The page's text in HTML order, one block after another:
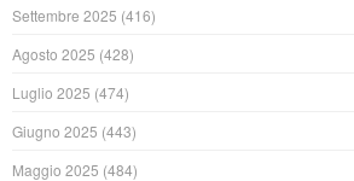
Settembre 2025 (416)
Agosto 2025 (428)
Luglio 2025 (474)
Giugno 2025 (443)
Maggio 2025 (484)